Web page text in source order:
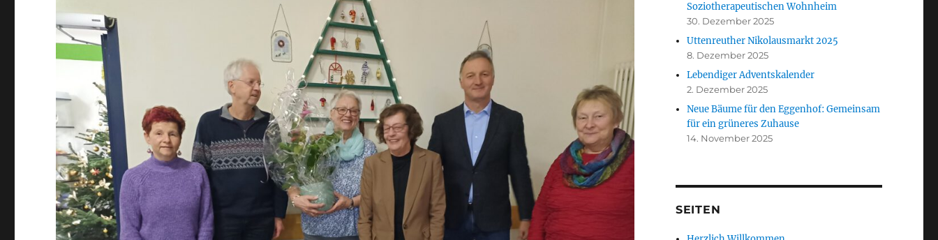
Soziotherapeutischen Wohnheim
30. Dezember 2025
Uttenreuther Nikolausmarkt 2025
8. Dezember 2025
Lebendiger Adventskalender
2. Dezember 2025
Neue Bäume für den Eggenhof: Gemeinsam
für ein grüneres Zuhause
14. November 2025
SEITEN